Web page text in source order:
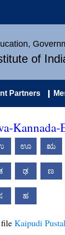
of
Partners
Kannada-
ಊ ಋ
ಢ ಣ
ಹ
Kaipudi